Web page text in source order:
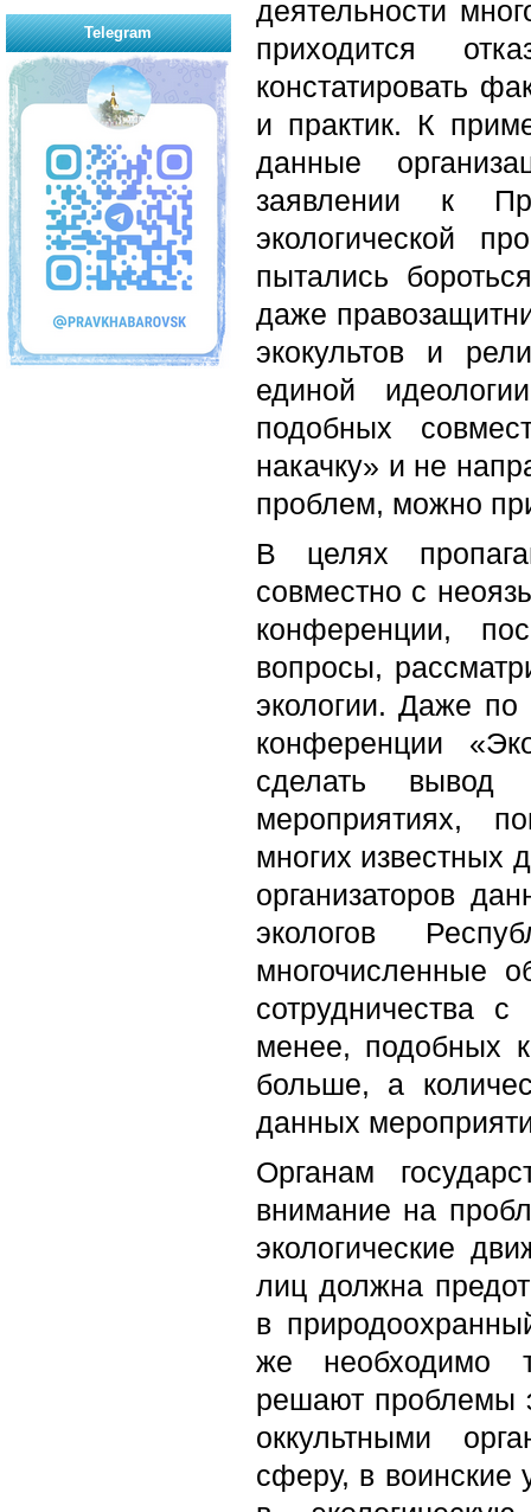
деятельности
приходится
констатировать
и практик. К
данные
заявлении к
экологической
пытались
даже
экокультов и
единой
подобных
накачку» и не
проблем, можно
В целях
совместно с
конференции,
вопросы,
экологии. Даже
конференции
сделать
мероприятиях,
многих известных
организаторов
экологов
многочисленные
сотрудничества
менее, подобных
больше, а
данных
Органам
внимание на
экологические
лиц должна
в
же необходимо
решают проблемы
оккультными
сферу, в воинские
Telegram